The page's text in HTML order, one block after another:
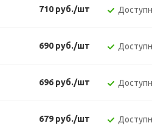
710 руб./шт
690 руб./шт
696 руб./шт
679 руб./шт